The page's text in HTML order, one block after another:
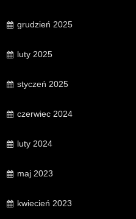
grudzień 2025
luty 2025
styczeń 2025
czerwiec 2024
luty 2024
maj 2023
kwiecień 2023